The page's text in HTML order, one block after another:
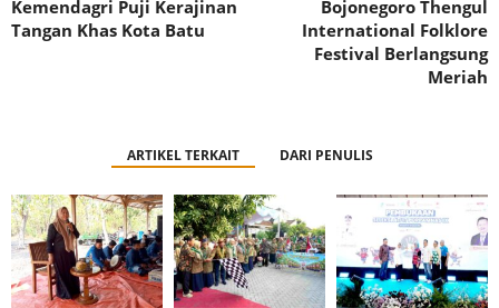
Kemendagri Puji Kerajinan
Tangan Khas Kota Batu
Bojonegoro Thengul
International Folklore
Festival Berlangsung
Meriah
ARTIKEL TERKAIT DARI PENULIS